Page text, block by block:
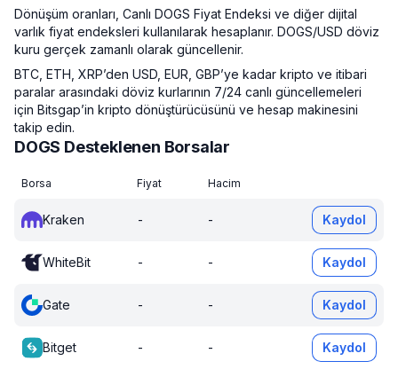
Dönüşüm oranları, Canlı DOGS Fiyat Endeksi ve diğer dijital
varlık fiyat endeksleri kullanılarak hesaplanır. DOGS/USD döviz
kuru gerçek zamanlı olarak güncellenir.
BTC, ETH, XRP’den USD, EUR, GBP’ye kadar kripto ve itibari
paralar arasındaki döviz kurlarının 7/24 canlı güncellemeleri
için Bitsgap’in kripto dönüştürücüsünü ve hesap makinesini
takip edin.
DOGS Desteklenen Borsalar
Borsa Fiyat Hacim
Kraken - - Kaydol
WhiteBit - - Kaydol
Gate - - Kaydol
Bitget - - Kaydol